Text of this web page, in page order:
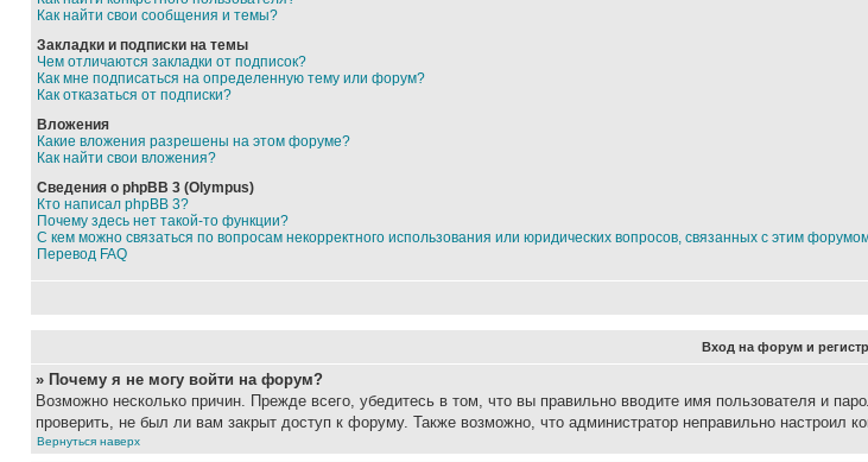
Как найти свои сообщения и темы?
Закладки и подписки на темы
Чем отличаются закладки от подписок?
Как мне подписаться на определенную тему или форум?
Как отказаться от подписки?
Вложения
Какие вложения разрешены на этом форуме?
Как найти свои вложения?
Сведения о phpBB 3 (Olympus)
Кто написал phpBB 3?
Почему здесь нет такой-то функции?
С кем можно связаться по вопросам некорректного использования или юридических вопросов, связанных с этим
Перевод FAQ
Вход на форум и
» Почему я не могу войти на форум?
Возможно несколько причин. Прежде всего, убедитесь в том, что вы правильно вводите имя пользователя и
проверить, не был ли вам закрыт доступ к форуму. Также возможно, что администратор неправильно настроил
Вернуться наверх